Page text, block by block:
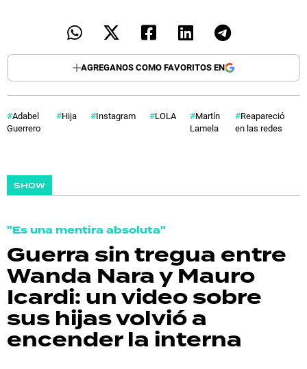
AGREGANOS COMO FAVORITOS EN
Adabel
Guerrero
Hija Instagram LOLA
Martín
Lamela
Reapareció
en las redes
SHOW
"Es una mentira absoluta"
Guerra sin tregua entre
Wanda Nara y Mauro
Icardi: un video sobre
sus hijas volvió a
encender la interna